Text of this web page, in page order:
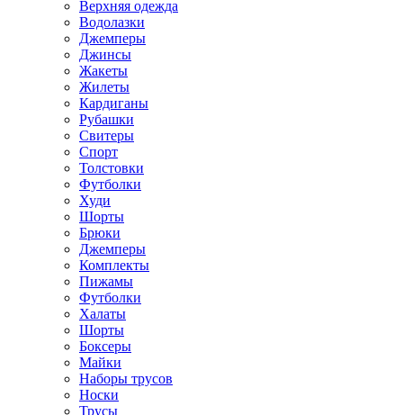
Верхняя одежда
Водолазки
Джемперы
Джинсы
Жакеты
Жилеты
Кардиганы
Рубашки
Свитеры
Спорт
Толстовки
Футболки
Худи
Шорты
Брюки
Джемперы
Комплекты
Пижамы
Футболки
Халаты
Шорты
Боксеры
Майки
Наборы трусов
Носки
Трусы